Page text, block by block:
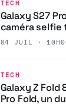
TECH
Galaxy S27
caméra selfie
04 JUIL ·
TECH
Galaxy Z Fold
Pro Fold, un